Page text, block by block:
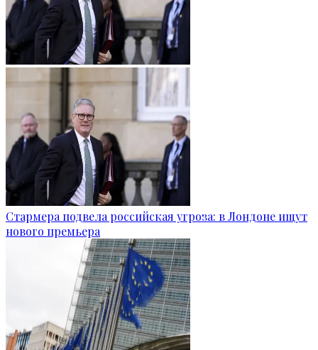
Стармера подвела российская угроза: в Лондоне ищут
нового премьера